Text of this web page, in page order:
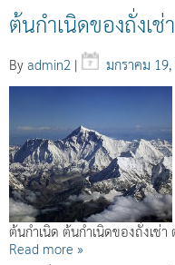
ต้นกำเนิดของถั่งเช่า
By admin2 | มกราคม 19,
ต้นกำเนิด ต้นกำเนิดของถั่งเช่
Read more »